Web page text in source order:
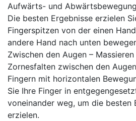
Aufwärts- und
Die besten Ergebnisse erzielen
Fingerspitzen von der einen
andere Hand nach unten
Zwischen den Augen –
Zornesfalten zwischen den
Fingern mit horizontalen
Sie Ihre Finger in
voneinander weg, um die besten
erzielen.